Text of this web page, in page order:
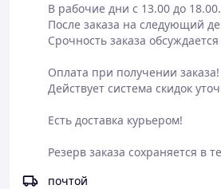
В рабочие дни с 13.00 до 18.00.
После заказа на следующий
Срочность заказа
Оплата при получении заказа!
Действует система скидок
Есть доставка курьером!
Резерв заказа сохраняется в
почтой